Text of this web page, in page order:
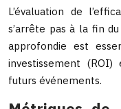
L’évaluation de
s’arrête pas à la fin
approfondie est
investissement
futurs événements.